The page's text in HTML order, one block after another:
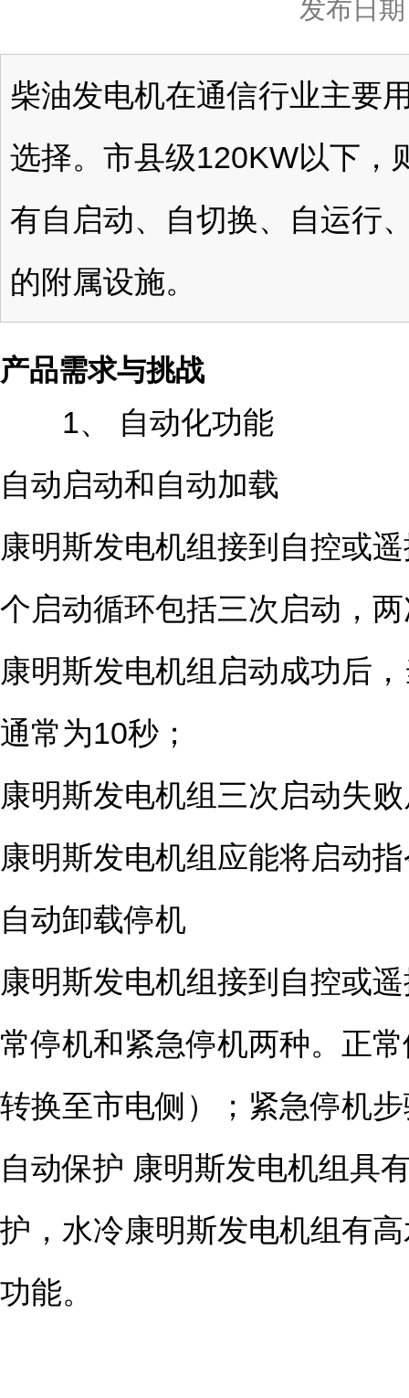
发布日
柴油发电机在通信行业主要
选择。市县级120KW以下，
有自启动、自切换、自运行
的附属设施。
产品需求与挑战
1、 自动化功能
自动启动和自动加载
康明斯发电机组接到自控或
个启动循环包括三次启动，
康明斯发电机组启动成功后
通常为10秒；
康明斯发电机组三次启动失
康明斯发电机组应能将启动
自动卸载停机
康明斯发电机组接到自控或
常停机和紧急停机两种。正
转换至市电侧）；紧急停机
自动保护 康明斯发电机组具
护，水冷康明斯发电机组有
功能。